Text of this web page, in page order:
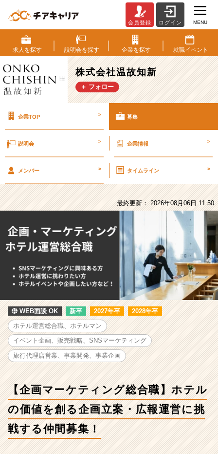
式
会
社
温
故
知
用/
-
ケ
ィ
ン
グ
合
職】
ル
の
価
値
を
企
画
立
案・
広
報
会員登録 ログイン MENU
求人を探す 説明会を探す 企業を探す 就職イベント
株式会社温故知新
＋ フォロー
企業TOP > 募集
説明会 > 企業情報 >
メンバー > タイムライン >
最終更新： 2026年08月06日 11:50
WEB面談 OK 新卒 2027年卒 2028年卒
ホテル運営総合職、ホテルマン
イベント企画、販売戦略、SNSマーケティング
旅行代理店営業、事業開発、事業企画
【企画マーケティング総合職】ホテル
の価値を創る企画立案・広報運営に挑
戦する仲間募集！